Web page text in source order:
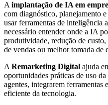
Aimplantação de IA em
com diagnóstico, planejamento
usar ferramentas de inteligência
necessário entender onde a IA
produtividade, redução de
de vendas ou melhor tomada de
ARemarketing Digital ajuda
oportunidades práticas de uso
agentes, integrarem ferramentas
eficiente da tecnologia.